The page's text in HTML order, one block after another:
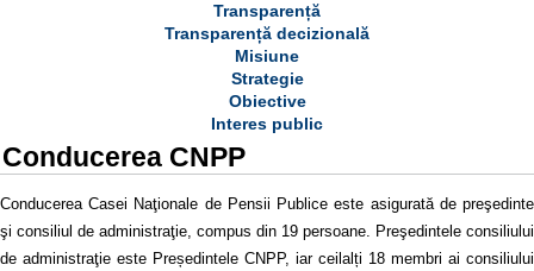
Transparență
Transparență decizională
Misiune
Strategie
Obiective
Interes public
Conducerea CNPP
Conducerea Casei Naţionale de Pensii Publice este asigurată de preşedinte
şi consiliul de administraţie, compus din 19 persoane. Preşedintele consiliului
de administraţie este Președintele CNPP, iar ceilalți 18 membri ai consiliului